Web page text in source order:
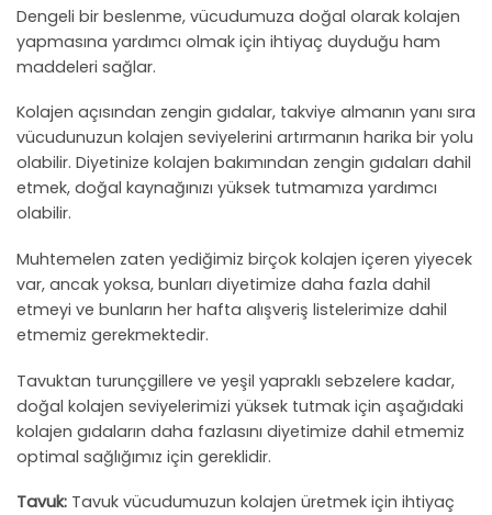
Dengeli bir beslenme, vücudumuza doğal olarak kolajen
yapmasına yardımcı olmak için ihtiyaç duyduğu ham
maddeleri sağlar.
Kolajen açısından zengin gıdalar, takviye almanın yanı sıra
vücudunuzun kolajen seviyelerini artırmanın harika bir yolu
olabilir. Diyetinize kolajen bakımından zengin gıdaları dahil
etmek, doğal kaynağınızı yüksek tutmamıza yardımcı
olabilir.
Muhtemelen zaten yediğimiz birçok kolajen içeren yiyecek
var, ancak yoksa, bunları diyetimize daha fazla dahil
etmeyi ve bunların her hafta alışveriş listelerimize dahil
etmemiz gerekmektedir.
Tavuktan turunçgillere ve yeşil yapraklı sebzelere kadar,
doğal kolajen seviyelerimizi yüksek tutmak için aşağıdaki
kolajen gıdaların daha fazlasını diyetimize dahil etmemiz
optimal sağlığımız için gereklidir.
Tavuk: Tavuk vücudumuzun kolajen üretmek için ihtiyaç